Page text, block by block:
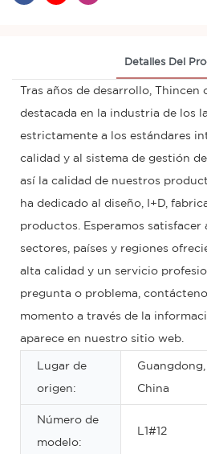
Detalles Del
Tras años de desarrollo, Thincen
destacada en la industria de los
estrictamente a los estándares
calidad y al sistema de gestión
así la calidad de nuestros
ha dedicado al diseño, I+D,
productos. Esperamos satisfacer
sectores, países y regiones
alta calidad y un servicio
pregunta o problema,
momento a través de la
aparece en nuestro sitio web.
Lugar de
origen:
Guangdong,
China
Número de
modelo:
L1#12